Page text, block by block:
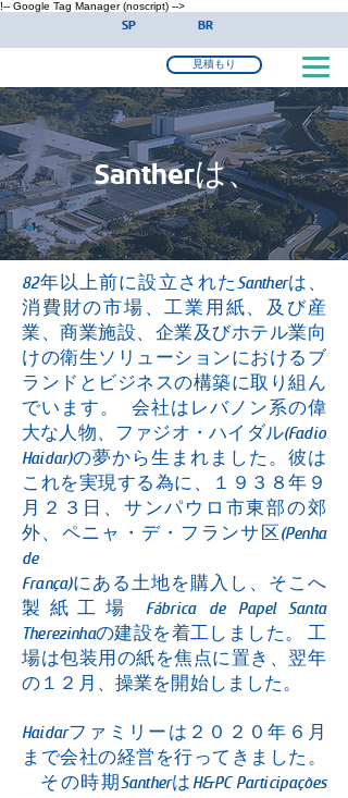
!-- Google Tag Manager (noscript) -->
SP BR
見積もり
Santherは、
82年以上前に設立されたSantherは、
消費財の市場、工業用紙、及び産
業、商業施設、企業及びホテル業向
けの衛生ソリューションにおけるブ
ランドとビジネスの構築に取り組ん
でいます。 会社はレバノン系の偉
大な人物、ファジオ・ハイダル(Fadio
Haidar)の夢から生まれました。彼は
これを実現する為に、１９３８年９
月２３日、サンパウロ市東部の郊
外、ペニャ・デ・フランサ区(Penha
de
França)にある土地を購入し、そこへ
製紙工場 Fábrica de Papel Santa
Therezinhaの建設を着工しました。 工
場は包装用の紙を焦点に置き、翌年
の１２月、操業を開始しました。
Haidarファミリーは２０２０年６月
まで会社の経営を行ってきました。
その時期SantherはH&PC Participações